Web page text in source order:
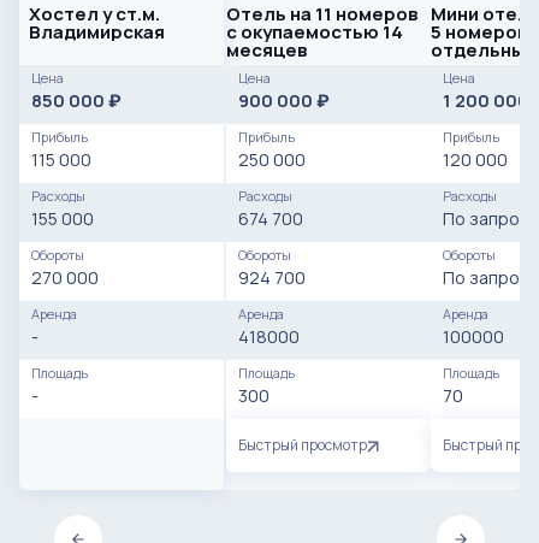
Хостел у ст.м.
Владимирская
Цена
850 000 ₽
Прибыль
115 000
Расходы
155 000
Обороты
270 000
Аренда
-
Площадь
-
Отель на 11 номеров
с окупаемостью 14
месяцев
Цена
900 000 ₽
Прибыль
250 000
Расходы
674 700
Обороты
924 700
Аренда
418000
Площадь
300
Быстрый просмотр
Мини
5 номеров,
отдельный
улицы
Цена
1 200 000
Прибыль
120 000
Расходы
По запросу
Обороты
По запросу
Аренда
100000
Площадь
70
Быстрый